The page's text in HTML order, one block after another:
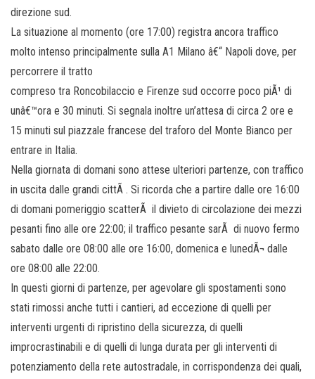
direzione sud.
La situazione al momento (ore 17:00) registra ancora traffico
molto intenso principalmente sulla A1 Milano â€“ Napoli dove, per
percorrere il tratto
compreso tra Roncobilaccio e Firenze sud occorre poco piÃ¹ di
unâ€™ora e 30 minuti. Si segnala inoltre un’attesa di circa 2 ore e
15 minuti sul piazzale francese del traforo del Monte Bianco per
entrare in Italia.
Nella giornata di domani sono attese ulteriori partenze, con traffico
in uscita dalle grandi cittÃ . Si ricorda che a partire dalle ore 16:00
di domani pomeriggio scatterÃ il divieto di circolazione dei mezzi
pesanti fino alle ore 22:00; il traffico pesante sarÃ di nuovo fermo
sabato dalle ore 08:00 alle ore 16:00, domenica e lunedÃ¬ dalle
ore 08:00 alle 22:00.
In questi giorni di partenze, per agevolare gli spostamenti sono
stati rimossi anche tutti i cantieri, ad eccezione di quelli per
interventi urgenti di ripristino della sicurezza, di quelli
improcrastinabili e di quelli di lunga durata per gli interventi di
potenziamento della rete autostradale, in corrispondenza dei quali,